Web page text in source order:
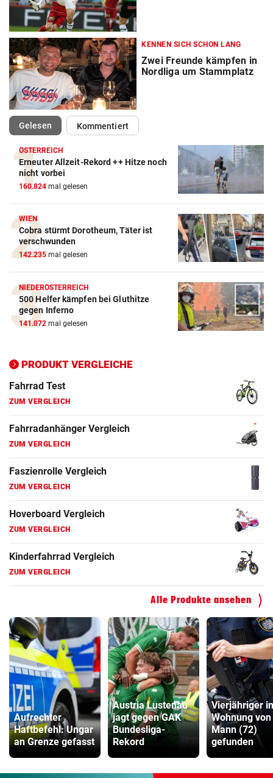
KENNEN SICH SCHON LANG
Zwei Freunde kämpfen in
Nordliga um Stammplatz
Gelesen(ausgewählt)Kommentiert
ÖSTERREICH
Erneuter Allzeit-Rekord ++ Hitze noch
nicht vorbei
160.824 mal gelesen
WIEN
Cobra stürmt Dorotheum, Täter ist
verschwunden
142.235 mal gelesen
NIEDERÖSTERREICH
500 Helfer kämpfen bei Gluthitze
gegen Inferno
141.072 mal gelesen
PRODUKT VERGLEICHE
Action-Cam Vergleich
ZUM VERGLEICH
Crosstrainer Vergleich
ZUM VERGLEICH
E-Bike Vergleich
ZUM VERGLEICH
Elektro-Scooter Vergleich
ZUM VERGLEICH
ZUM VERGLEICH
Fahrrad Test
ZUM VERGLEICH
Fahrradanhänger Vergleich
ZUM VERGLEICH
Faszienrolle Vergleich
ZUM VERGLEICH
Hoverboard Vergleich
ZUM VERGLEICH
Kinderfahrrad Vergleich
ZUM VERGLEICH
Alle Produkte ansehen
Aufrechter
Haftbefehl: Ungar
an Grenze gefasst
Austria Lustenau
jagt gegen GAK
Bundesliga-
Rekord
Vierjähriger in
Wohnung von
Mann (72)
gefunden